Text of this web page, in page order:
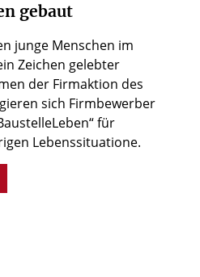
gebaut
junge Menschen im
Zeichen gelebter
der Firmaktion des
sich Firmbewerber
für
Lebenssituatione.